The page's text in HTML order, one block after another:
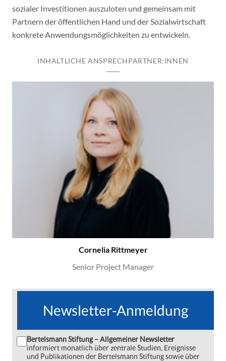
sozialer Investitionen auszuloten und gemeinsam mit
Partnern der öffentlichen Hand und der Sozialwirtschaft
konkrete Anwendungsmöglichkeiten zu entwickeln.
INHALTLICHE ANSPRECHPARTNER:INNEN
Cornelia Rittmeyer
Senior Project Manager
Newsletter-Anmeldung
Bertelsmann Stiftung – Allgemeiner Newsletter
informiert monatlich über zentrale Studien, Ereignisse
und Publikationen der Bertelsmann Stiftung sowie über